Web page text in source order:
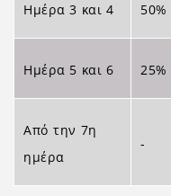
Ημέρα 3 και 4 50%
Ημέρα 5 και 6 25%
Από την 7η
ημέρα
-